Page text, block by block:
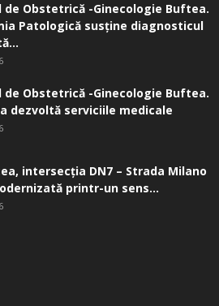
de Obstetrică -Ginecologie Buftea.
Patologică susţine diagnosticul
de Obstetrică -Ginecologie Buftea.
dezvoltă serviciile medicale
intersecţia DN7 – Strada Milano
printr-un sens...